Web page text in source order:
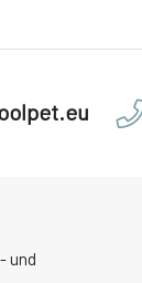
und